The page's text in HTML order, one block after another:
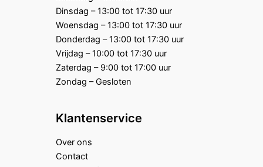
Dinsdag – 13:00 tot 17:30 uur
Woensdag – 13:00 tot 17:30 uur
Donderdag – 13:00 tot 17:30 uur
Vrijdag – 10:00 tot 17:30 uur
Zaterdag – 9:00 tot 17:00 uur
Zondag – Gesloten
Klantenservice
Over ons
Contact